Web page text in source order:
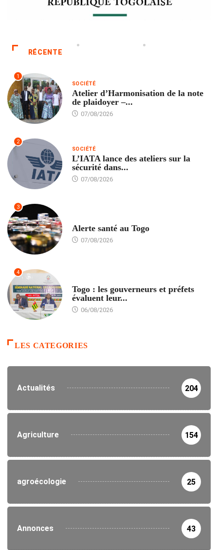
RÉCENTE
1
SOCIÉTÉ
Atelier d’Harmonisation de la note
de plaidoyer –...
07/08/2026
2
SOCIÉTÉ
L’IATA lance des ateliers sur la
sécurité dans...
07/08/2026
3
Alerte santé au Togo
07/08/2026
4
Togo : les gouverneurs et préfets
évaluent leur...
06/08/2026
LES CATEGORIES
Actualités 204
Agriculture 154
agroécologie 25
Annonces 43